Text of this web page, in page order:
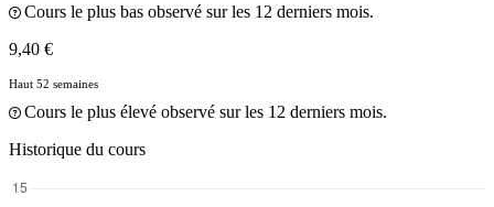
Cours le plus bas observé sur les 12 derniers mois.
9,40 €
Haut 52 semaines
Cours le plus élevé observé sur les 12 derniers mois.
Historique du cours